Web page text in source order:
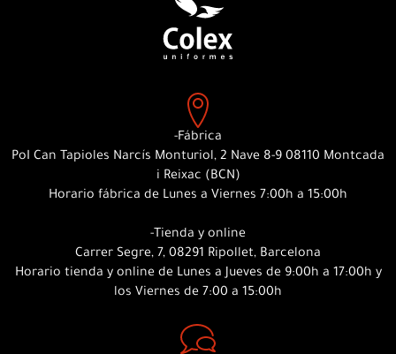
-Fábrica
PoI Can Tapioles Narcís Monturiol, 2 Nave 8-9 08110 Montcada
i Reixac (BCN)
Horario fábrica de Lunes a Viernes 7:00h a 15:00h
-Tienda y online
Carrer Segre, 7, 08291 Ripollet, Barcelona
Horario tienda y online de Lunes a Jueves de 9:00h a 17:00h y
los Viernes de 7:00 a 15:00h